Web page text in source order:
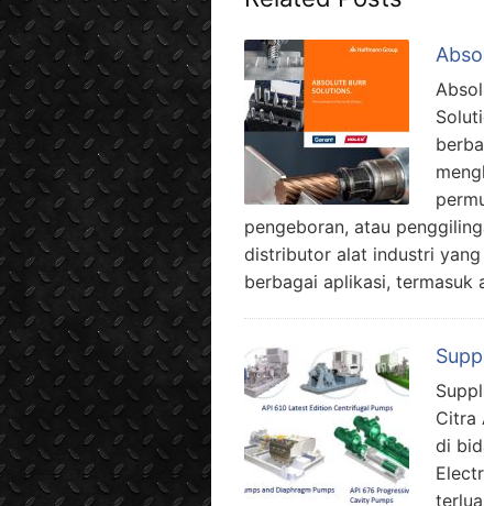
pengeboran, atau
distributor alat industri
berbagai aplikasi, termasuk
Citra
di